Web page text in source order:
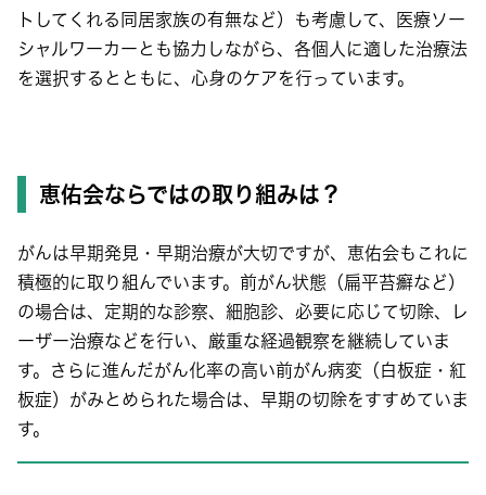
トしてくれる同居家族の有無など）も考慮して、医療ソー
シャルワーカーとも協力しながら、各個人に適した治療法
を選択するとともに、心身のケアを行っています。
恵佑会ならではの取り組みは？
がんは早期発見・早期治療が大切ですが、恵佑会もこれに
積極的に取り組んでいます。前がん状態（扁平苔癬など）
の場合は、定期的な診察、細胞診、必要に応じて切除、レ
ーザー治療などを行い、厳重な経過観察を継続していま
す。さらに進んだがん化率の高い前がん病変（白板症・紅
板症）がみとめられた場合は、早期の切除をすすめていま
す。